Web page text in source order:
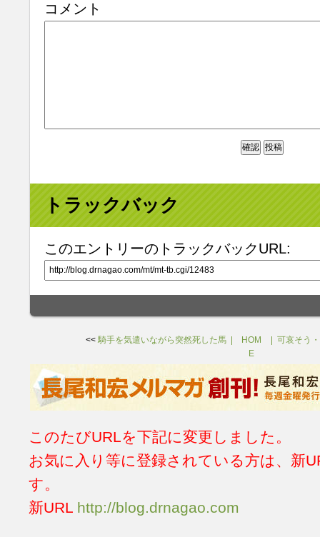
コメント
トラックバック
このエントリーのトラックバックURL:
<< 騎手を気遣いながら突然死した馬
HOM
E
可哀そう
このたびURLを下記に変更しました。
お気に入り等に登録されている方は、新
す。
新URL http://blog.drnagao.com